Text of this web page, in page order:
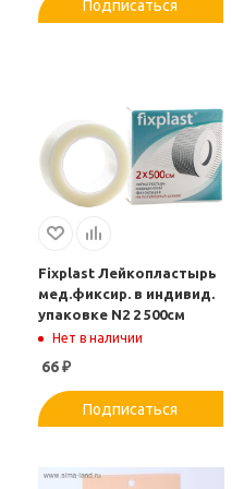
Подписаться
Fixplast Лейкопластырь
мед.фиксир. в индивид.
упаковке N2 2 500см
Нет в наличии
66₽
Подписаться